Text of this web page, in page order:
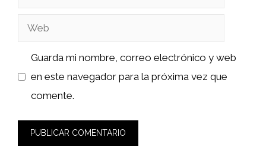
Web
Guarda mi nombre, correo electrónico y web
en este navegador para la próxima vez que
comente.